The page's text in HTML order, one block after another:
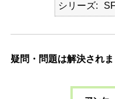
シリーズ
疑問・問題は解決され